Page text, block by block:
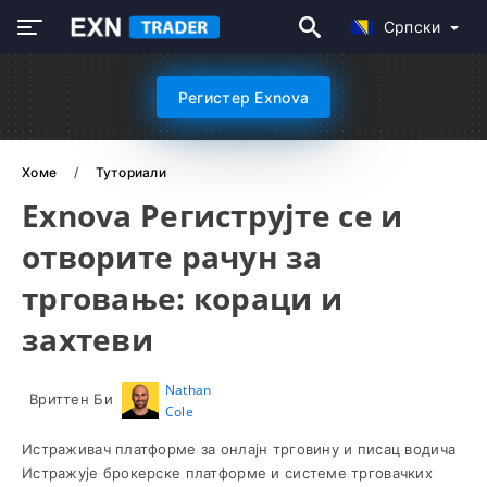
Српски
Регистер Exnova
Хоме Туториали
Exnova Региструјте се и
отворите рачун за
трговање: кораци и
захтеви
Вриттен Би
Nathan
Cole
Истраживач платформе за онлајн трговину и писац водича
Истражује брокерске платформе и системе трговачких